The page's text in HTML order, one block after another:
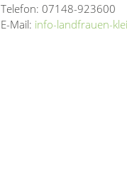
Telefon: 07148-923600
E-Mail: info-landfrauen-